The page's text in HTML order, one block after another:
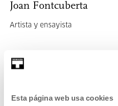
Esta página web usa cookies
Joan Fontcuberta
Artista y ensayista